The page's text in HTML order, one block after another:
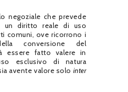
negoziale che prevede
un diritto reale di uso
comuni, ove ricorrono i
conversione del
essere fatto valere in
esclusivo di natura
avente valore solo inter